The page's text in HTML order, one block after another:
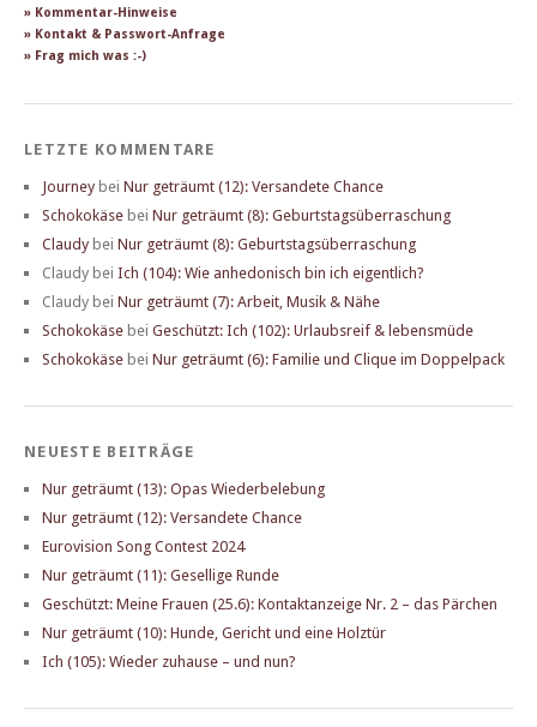
» Kommentar-Hinweise
» Kontakt & Passwort-Anfrage
» Frag mich was :-)
LETZTE KOMMENTARE
Journey bei Nur geträumt (12): Versandete Chance
Schokokäse bei Nur geträumt (8): Geburtstagsüberraschung
Claudy bei Nur geträumt (8): Geburtstagsüberraschung
Claudy bei Ich (104): Wie anhedonisch bin ich eigentlich?
Claudy bei Nur geträumt (7): Arbeit, Musik & Nähe
Schokokäse bei Geschützt: Ich (102): Urlaubsreif & lebensmüde
Schokokäse bei Nur geträumt (6): Familie und Clique im Doppelpack
NEUESTE BEITRÄGE
Nur geträumt (13): Opas Wiederbelebung
Nur geträumt (12): Versandete Chance
Eurovision Song Contest 2024
Nur geträumt (11): Gesellige Runde
Geschützt: Meine Frauen (25.6): Kontaktanzeige Nr. 2 – das Pärchen
Nur geträumt (10): Hunde, Gericht und eine Holztür
Ich (105): Wieder zuhause – und nun?